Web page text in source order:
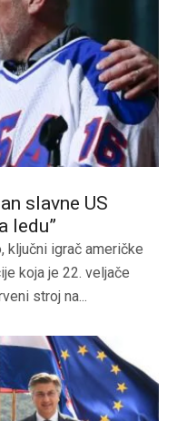
slavne US
ledu”
ključni igrač američke
koja je 22. veljače
stroj na...